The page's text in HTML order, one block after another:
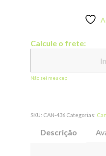
Calcule o frete:
Não sei meu cep
SKU: CAN-436 Categorias:
Descrição